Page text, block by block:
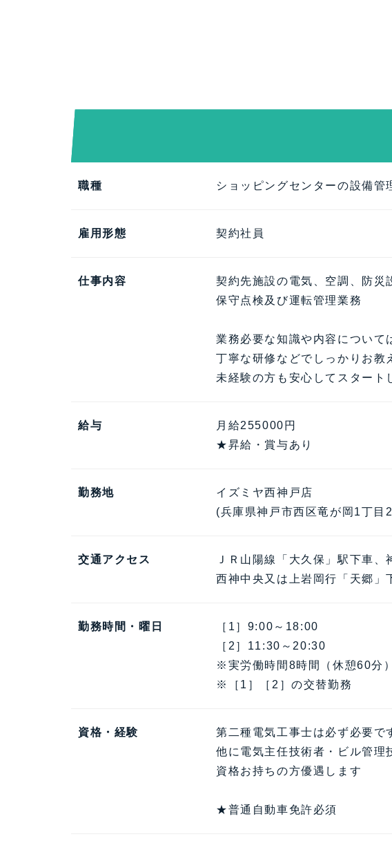
職種 ショッピングセンターの設備管
雇用形態 契約社員
仕事内容
契約先施設の電気、空調、防災
保守点検及び運転管理業務
業務必要な知識や内容について
丁寧な研修などでしっかりお教
未経験の方も安心してスタート
給与
月給255000円
★昇給・賞与あり
勤務地
イズミヤ西神戸店
(兵庫県神戸市西区竜が岡1丁目
交通アクセス
ＪＲ山陽線「大久保」駅下車、
西神中央又は上岩岡行「天郷」
勤務時間・曜日
［1］9:00～18:00
［2］11:30～20:30
※実労働時間8時間（休憩60分）
※［1］［2］の交替勤務
資格・経験
第二種電気工事士は必ず必要で
他に電気主任技術者・ビル管理
資格お持ちの方優遇します
★普通自動車免許必須